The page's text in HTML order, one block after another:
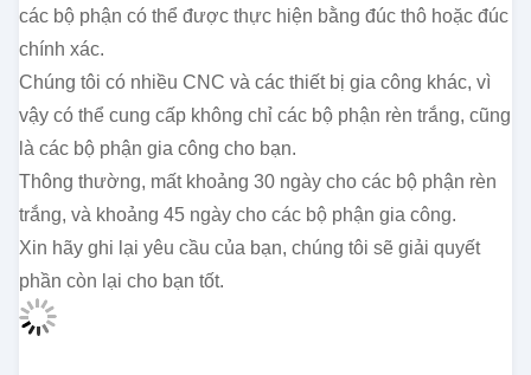
các bộ phận có thể được thực hiện bằng đúc thô hoặc đúc
chính xác.
Chúng tôi có nhiều CNC và các thiết bị gia công khác, vì
vậy có thể cung cấp không chỉ các bộ phận rèn trắng, cũng
là các bộ phận gia công cho bạn.
Thông thường, mất khoảng 30 ngày cho các bộ phận rèn
trắng, và khoảng 45 ngày cho các bộ phận gia công.
Xin hãy ghi lại yêu cầu của bạn, chúng tôi sẽ giải quyết
phần còn lại cho bạn tốt.